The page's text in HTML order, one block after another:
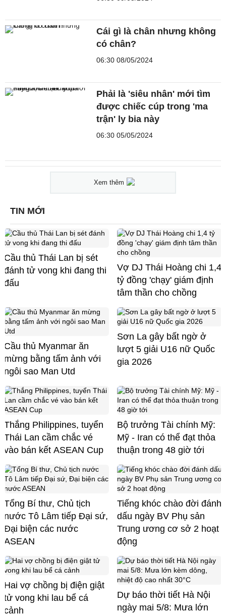
Cái gì là chân nhưng không
có chân?
06:30 08/05/2024
Phải là 'siêu nhân' mới tìm
được chiếc cúp trong 'ma
trận' ly bia này
06:30 05/05/2024
Xem thêm
TIN MỚI
Cầu thủ Thái Lan bị sét
đánh tử vong khi đang thi
đấu
Vợ DJ Thái Hoàng chi 1,4
tỷ đồng 'chạy' giám định
tâm thần cho chồng
Cầu thủ Myanmar ăn
mừng bằng tấm ảnh với
ngôi sao Man Utd
Sơn La gây bất ngờ ở
lượt 5 giải U16 nữ Quốc
gia 2026
Thắng Philippines, tuyển
Thái Lan cầm chắc vé
vào bán kết ASEAN Cup
Bộ trưởng Tài chính Mỹ:
Mỹ - Iran có thể đạt thỏa
thuận trong 48 giờ tới
Tổng Bí thư, Chủ tịch
nước Tô Lâm tiếp Đại sứ,
Đại biện các nước
ASEAN
Tiếng khóc chào đời đánh
dấu ngày BV Phụ sản
Trung ương cơ sở 2 hoạt
động
Hai vợ chồng bị điện giật
tử vong khi lau bể cá
cảnh
Dự báo thời tiết Hà Nội
ngày mai 5/8: Mưa lớn